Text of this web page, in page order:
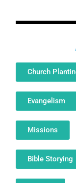
Church
Evangelism
Missions
Bible Storying